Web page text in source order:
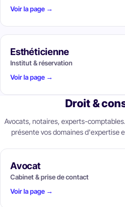
Voir la page →
Esthéticienne
Institut & réservation
Voir la page →
Droit &
Avocats, notaires, experts-
présente vos domaines d'expertise
Avocat
Cabinet & prise de contact
Voir la page →